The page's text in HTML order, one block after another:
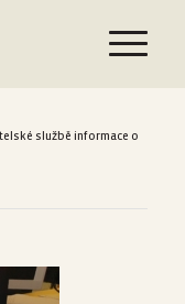
službě informace o